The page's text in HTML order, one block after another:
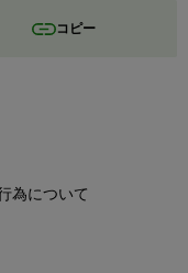
コピー
為について